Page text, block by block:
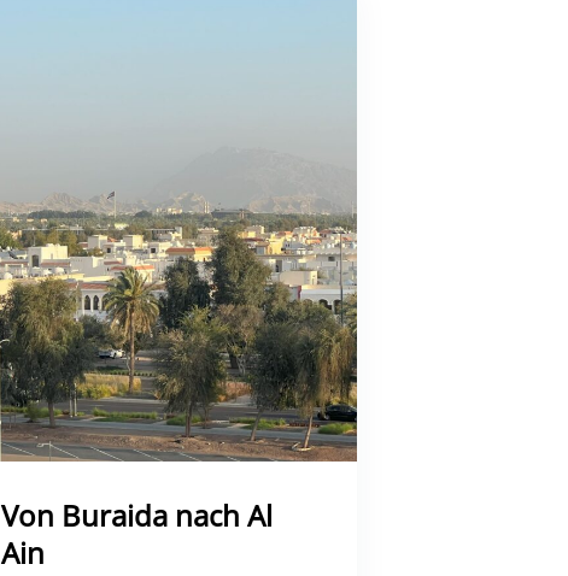
Von Buraida nach Al
Ain